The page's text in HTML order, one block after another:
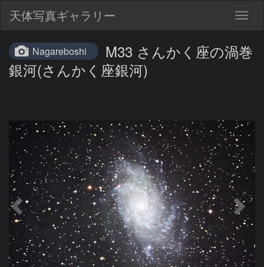
天体写真ギャラリー
Nagareboshi
M33 さんかく座の渦巻
銀河(さんかく座銀河)